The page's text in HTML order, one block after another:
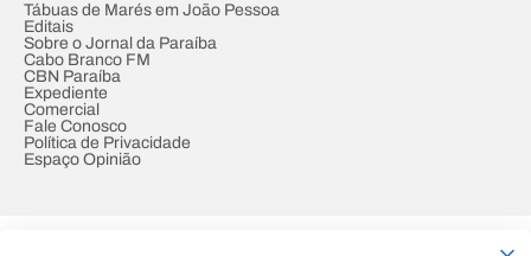
Tábuas de Marés em João Pessoa
Editais
Sobre o Jornal da Paraíba
Cabo Branco FM
CBN Paraíba
Expediente
Comercial
Fale Conosco
Política de Privacidade
Espaço Opinião